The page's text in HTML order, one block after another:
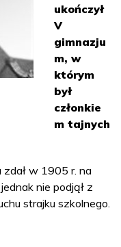
ukończył
V
gimnazju
m, w
którym
był
członkie
m tajnych
w 1905 r. na
nie podjął z
strajku szkolnego.